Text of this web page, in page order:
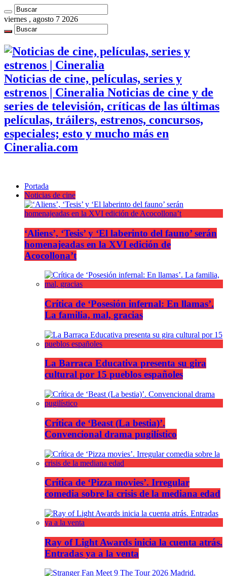
viernes , agosto 7 2026
Noticias de cine, películas, series y
estrenos | Cineralia Noticias de cine y de
series de televisión, críticas de las últimas
películas, tráilers, estrenos, concursos,
especiales; esto y mucho más en
Cineralia.com
Portada
Noticias de cine
‘Aliens’, ‘Tesis’ y ‘El laberinto del fauno’ serán
homenajeadas en la XVI edición de
Acocollona’t
Crítica de ‘Posesión infernal: En llamas’.
La familia, mal, gracias
La Barraca Educativa presenta su gira
cultural por 15 pueblos españoles
Crítica de ‘Beast (La bestia)’.
Convencional drama pugilístico
Crítica de ‘Pizza movies’. Irregular
comedia sobre la crisis de la mediana edad
Ray of Light Awards inicia la cuenta atrás.
Entradas ya a la venta